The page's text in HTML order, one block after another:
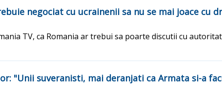
negociat cu ucrainenii sa nu se mai joace cu
TV, ca Romania ar trebui sa poarte discutii cu
"Unii suveranisti, mai deranjati ca Armata si-a